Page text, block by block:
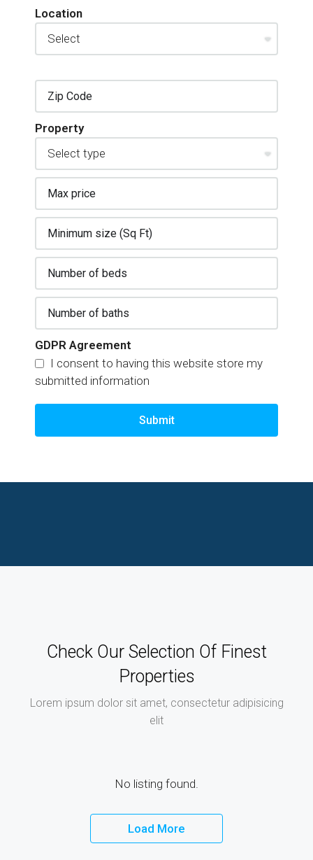
Location
Property
GDPR Agreement
I consent to having this website store my
submitted information
Submit
Check Our Selection Of Finest
Properties
Lorem ipsum dolor sit amet, consectetur adipisicing
elit
No listing found.
Load More